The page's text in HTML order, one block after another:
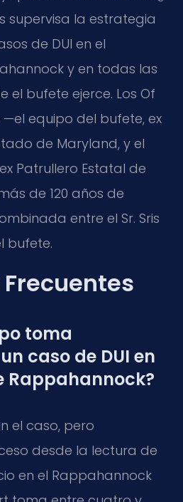
supervisa la estrategia
de DUI en el
y en todas las
el bufete ejerce. Los Of
equipo del bufete, ex
de Maryland, y el
Patrullero Estatal de
de 120 años de
entre el Sr. Sris
bufete.
toma
caso de DUI en
Rappahannock?
el caso, pero
desde la lectura de
en el Rappahannock